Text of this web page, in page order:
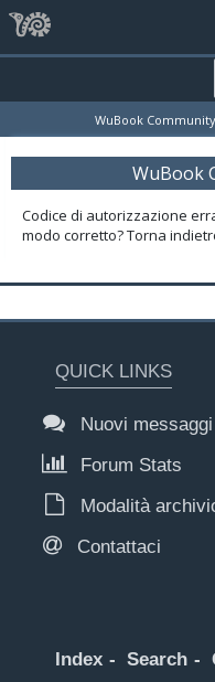
WuBook
WuBook
Codice di autorizzazione
modo corretto? Torna
QUICK LINKS
Nuovi messaggi
Forum Stats
Modalità
Contattaci
Index Search